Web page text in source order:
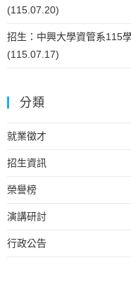
(115.07.20)
招生：中興大學資管系115
(115.07.17)
分類
就業徵才
招生資訊
榮譽榜
演講研討
行政公告